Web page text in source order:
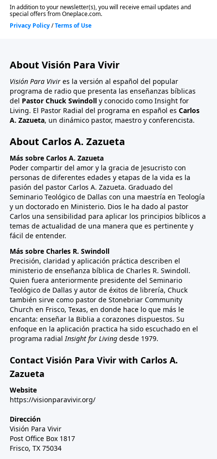
About Visión Para Vivir
Visión Para Vivir es la versión al español del popular
programa de radio que presenta las enseñanzas bíblicas
del Pastor Chuck Swindoll y conocido como Insight for
Living. El Pastor Radial del programa en español es Carlos
A. Zazueta, un dinámico pastor, maestro y conferencista.
About Carlos A. Zazueta
Más sobre Carlos A. Zazueta
Poder compartir del amor y la gracia de Jesucristo con
personas de diferentes edades y etapas de la vida es la
pasión del pastor Carlos A. Zazueta. Graduado del
Seminario Teológico de Dallas con una maestría en Teología
y un doctorado en Ministerio. Dios le ha dado al pastor
Carlos una sensibilidad para aplicar los principios bíblicos a
temas de actualidad de una manera que es pertinente y
fácil de entender.
Más sobre Charles R. Swindoll
Precisión, claridad y aplicación práctica describen el
ministerio de enseñanza bíblica de Charles R. Swindoll.
Quien fuera anteriormente presidente del Seminario
Teológico de Dallas y autor de éxitos de librería, Chuck
también sirve como pastor de Stonebriar Community
Church en Frisco, Texas, en donde hace lo que más le
encanta: enseñar la Biblia a corazones dispuestos. Su
enfoque en la aplicación practica ha sido escuchado en el
programa radialInsight for Living desde 1979.
Contact Visión Para Vivir with Carlos A.
Zazueta
Website
https://visionparavivir.org/
Dirección
Visión Para Vivir
Post Office Box 1817
Frisco, TX 75034